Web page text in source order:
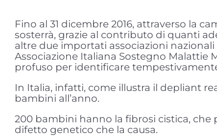
Fino al 31 dicembre 2016, attraverso la
sosterrà, grazie al contributo di quanti
altre due importati associazioni
Associazione Italiana Sostegno Malattie
profuso per identificare
In Italia, infatti, come illustra il depliant
bambini all’anno.
200 bambini hanno la fibrosi cistica, che
difetto genetico che la causa.